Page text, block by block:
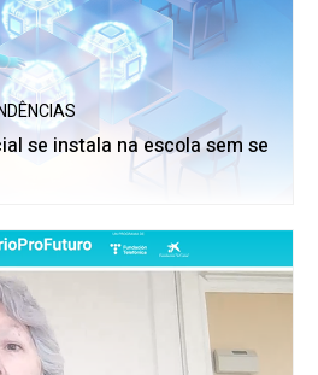
se instala na escola sem se